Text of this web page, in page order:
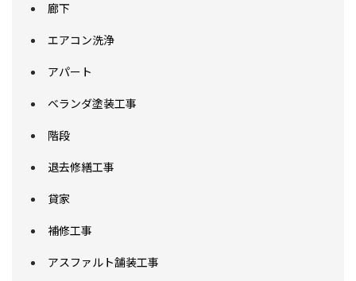
廊下
エアコン洗浄
アパート
ベランダ塗装工事
階段
退去修繕工事
貸家
補修工事
アスファルト舗装工事